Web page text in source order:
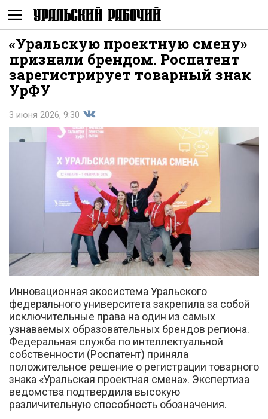
Не
показывать
«Уральскую проектную смену»
признали брендом. Роспатент
зарегистрирует товарный знак
УрФУ
3 июня 2026, 9:30
Поделиться
во
Вконтакте
Инновационная экосистема Уральского
федерального университета закрепила за собой
исключительные права на один из самых
узнаваемых образовательных брендов региона.
Федеральная служба по интеллектуальной
собственности (Роспатент) приняла
положительное решение о регистрации товарного
знака «Уральская проектная смена». Экспертиза
ведомства подтвердила высокую
различительную способность обозначения.